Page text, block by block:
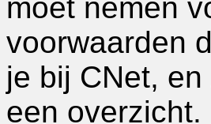
moet nemen
voorwaarden
je bij CNet,
een